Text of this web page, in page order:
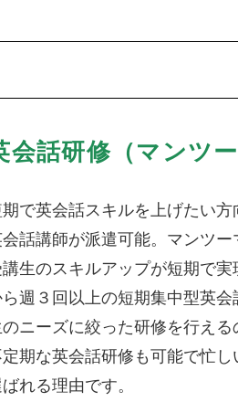
会話研修（マンツ
で英会話スキルを上げたい
会話講師が派遣可能。マンツ
講生のスキルアップが短期で
ら週３回以上の短期集中型英
のニーズに絞った研修を行え
期な英会話研修も可能で忙
れる理由です。